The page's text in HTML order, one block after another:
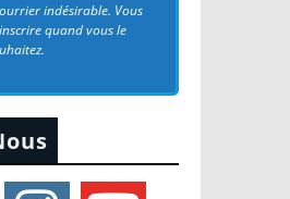
indésirable. Vous
quand vous le